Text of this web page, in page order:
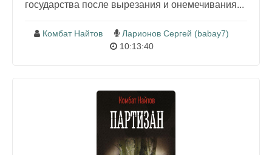
государства после вырезания и онемечивания...
Комбат Найтов
Ларионов Сергей (babay7)
10:13:40